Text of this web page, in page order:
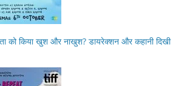
को किया खुश और नाखुश? डायरेक्शन और कहानी दिखी